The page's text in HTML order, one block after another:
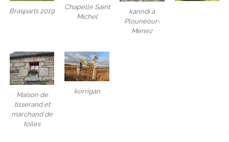
Brasparts 2019
Chapelle Saint
Michel
kanndi à
Plounéour-
Menez
Maison de
tisserand et
marchand de
toiles
korrigan